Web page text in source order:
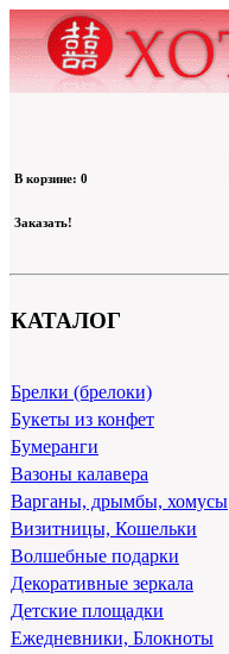
В корзине: 0
Заказать!
КАТАЛОГ
Брелки (брелоки)
Букеты из конфет
Бумеранги
Вазоны калавера
Варганы, дрымбы, хомусы
Визитницы, Кошельки
Волшебные подарки
Декоративные зеркала
Детские площадки
Ежедневники, Блокноты